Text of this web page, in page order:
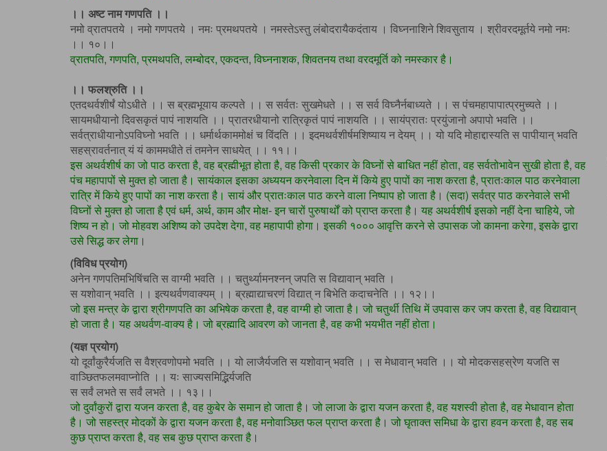
।। अष्ट नाम गणपति ।।
नमो व्रातपतये । नमो गणपतये । नमः प्रमथपतये । नमस्तेऽस्तु लंबोदरायैकदंताय । विघ्ननाशिने शिवसुताय । श्रीवरदमूर्तये नमो नमः
।। १०।।
व्रातपति, गणपति, प्रमथपति, लम्बोदर, एकदन्त, विघ्ननाशक, शिवतनय तथा वरदमूर्ति को नमस्कार है।
।। फलश्रुति ।।
एतदथर्वशीर्षं योऽधीते ।। स ब्रह्मभूयाय कल्पते ।। स सर्वतः सुखमेधते ।। स सर्व विघ्नैर्नबाध्यते ।। स पंचमहापापात्प्रमुच्यते ।।
सायमधीयानो दिवसकृतं पापं नाशयति ।। प्रातरधीयानो रात्रिकृतं पापं नाशयति ।। सायंप्रातः प्रयुंजानो अपापो भवति ।।
सर्वत्राधीयानोऽपविघ्नो भवति ।। धर्मार्थकाममोक्षं च विंदति ।। इदमथर्वशीर्षमशिष्याय न देयम् ।। यो यदि मोहाद्दास्यति स पापीयान् भवति
सहस्रावर्तनात् यं यं काममधीते तं तमनेन साधयेत् ।। ११।।
इस अथर्वशीर्ष का जो पाठ करता है, वह ब्रह्मीभूत होता है, वह किसी प्रकार के विघ्नों से बाधित नहीं होता, वह सर्वतोभावेन सुखी होता है, वह
पंच महापापों से मुक्त हो जाता है। सायंकाल इसका अध्ययन करनेवाला दिन में किये हुए पापों का नाश करता है, प्रातःकाल पाठ करनेवाला
रात्रि में किये हुए पापों का नाश करता है। सायं और प्रातःकाल पाठ करने वाला निष्पाप हो जाता है। (सदा) सर्वत्र पाठ करनेवाले सभी
विघ्नों से मुक्त हो जाता है एवं धर्म, अर्थ, काम और मोक्ष- इन चारों पुरुषार्थों को प्राप्त करता है। यह अथर्वशीर्ष इसको नहीं देना चाहिये, जो
शिष्य न हो। जो मोहवश अशिष्य को उपदेश देगा, वह महापापी होगा। इसकी १००० आवृत्ति करने से उपासक जो कामना करेगा, इसके द्वारा
उसे सिद्ध कर लेगा।
(विविध प्रयोग)
अनेन गणपतिमभिषिंचति स वाग्मी भवति ।। चतुर्थ्यामनश्नन् जपति स विद्यावान् भवति ।
स यशोवान् भवति ।। इत्यथर्वणवाक्यम् ।। ब्रह्माद्याचरणं विद्यात् न बिभेति कदाचनेति ।। १२।।
जो इस मन्त्र के द्वारा श्रीगणपति का अभिषेक करता है, वह वाग्मी हो जाता है। जो चतुर्थी तिथि में उपवास कर जप करता है, वह विद्यावान्
हो जाता है। यह अथर्वण-वाक्य है। जो ब्रह्मादि आवरण को जानता है, वह कभी भयभीत नहीं होता।
(यज्ञ प्रयोग)
यो दूर्वांकुरैर्यजति स वैश्रवणोपमो भवति ।। यो लाजैर्यजति स यशोवान् भवति ।। स मेधावान् भवति ।। यो मोदकसहस्रेण यजति स
वाञ्छितफलमवाप्नोति ।। यः साज्यसमिद्भिर्यजति
स सर्वं लभते स सर्वं लभते ।। १३।।
जो दुर्वांकुरों द्वारा यजन करता है, वह कुबेर के समान हो जाता है। जो लाजा के द्वारा यजन करता है, वह यशस्वी होता है, वह मेधावान होता
है। जो सहस्त्र मोदकों के द्वारा यजन करता है, वह मनोवाञ्छित फल प्राप्त करता है। जो घृताक्त समिधा के द्वारा हवन करता है, वह सब
कुछ प्राप्त करता है, वह सब कुछ प्राप्त करता है।